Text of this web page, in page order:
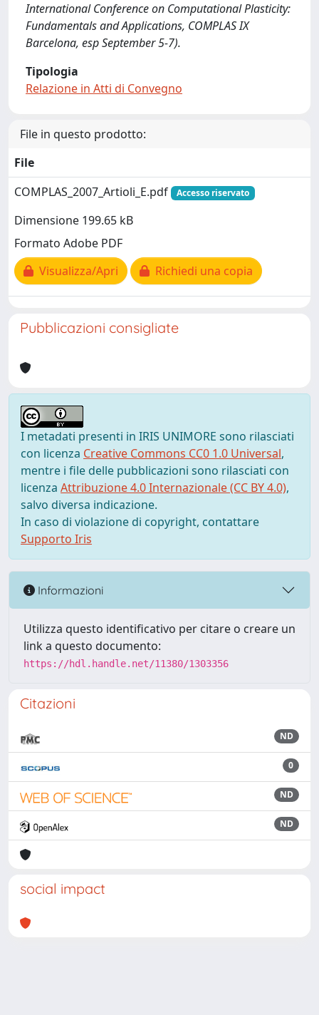
International Conference on Computational Plasticity:
Fundamentals and Applications, COMPLAS IX
Barcelona, esp September 5-7).
Tipologia
Relazione in Atti di Convegno
File in questo prodotto:
File
COMPLAS_2007_Artioli_E.pdf
Accesso riservato
Dimensione 199.65 kB
Formato Adobe PDF
Visualizza/Apri
Richiedi una copia
Pubblicazioni consigliate
I metadati presenti in IRIS UNIMORE sono rilasciati
con licenza Creative Commons CC0 1.0 Universal,
mentre i file delle pubblicazioni sono rilasciati con
licenza Attribuzione 4.0 Internazionale (CC BY 4.0),
salvo diversa indicazione.
In caso di violazione di copyright, contattare
Supporto Iris
Informazioni
Utilizza questo identificativo per citare o creare un
link a questo documento:
https://hdl.handle.net/11380/1303356
Citazioni
ND
0
ND
ND
social impact